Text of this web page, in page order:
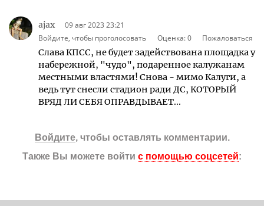
ajax
09 авг 2023 23:21
Войдите, чтобы проголосовать
Оценка:0 Пожаловаться
Слава КПСС, не будет задействована площадка у
набережной, "чудо", подаренное калужанам
местными властями! Снова - мимо Калуги, а
ведь тут снесли стадион ради ДС, КОТОРЫЙ
ВРЯД ЛИ СЕБЯ ОПРАВДЫВАЕТ...
Войдите, чтобы оставлять комментарии.
Также Вы можете войти с помощью соцсетей: